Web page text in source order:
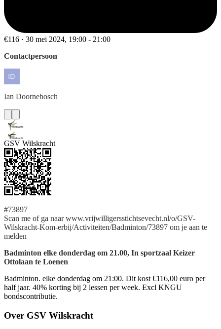
€116 · 30 mei 2024, 19:00 - 21:00
Contactpersoon
Ian Doornebosch
GSV Wilskracht
#73897
Scan me of ga naar www.vrijwilligersstichtsevecht.nl/o/GSV-
Wilskracht-Kom-erbij/Activiteiten/Badminton/73897 om je aan te
melden
Badminton elke donderdag om 21.00, In sportzaal Keizer
Ottolaan te Loenen
Badminton. elke donderdag om 21:00. Dit kost €116,00 euro per
half jaar. 40% korting bij 2 lessen per week. Excl KNGU
bondscontributie.
Over GSV Wilskracht